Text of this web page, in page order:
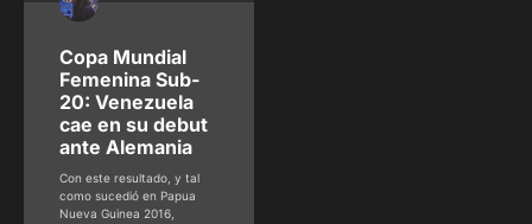
Copa Mundial
Femenina Sub-
20: Venezuela
cae en su debut
ante Alemania
Con este resultado, y tal
como sucedió en Papua
Nueva Guinea 2016,